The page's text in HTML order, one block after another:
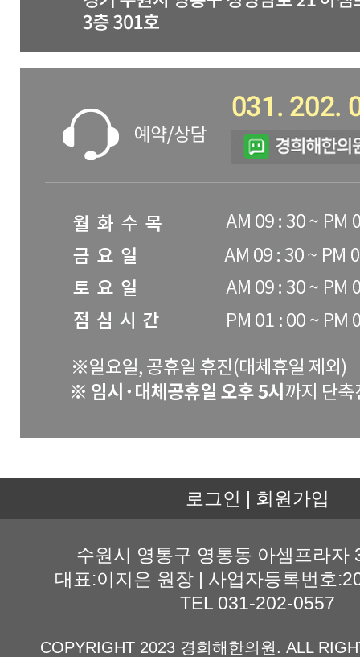
로그인 | 회원가입
수원시 영통구 영통동 아셈프라자
대표:이지은 원장 | 사업자등록번호
TEL 031-202-0557
COPYRIGHT 2023 경희해한의원. ALL